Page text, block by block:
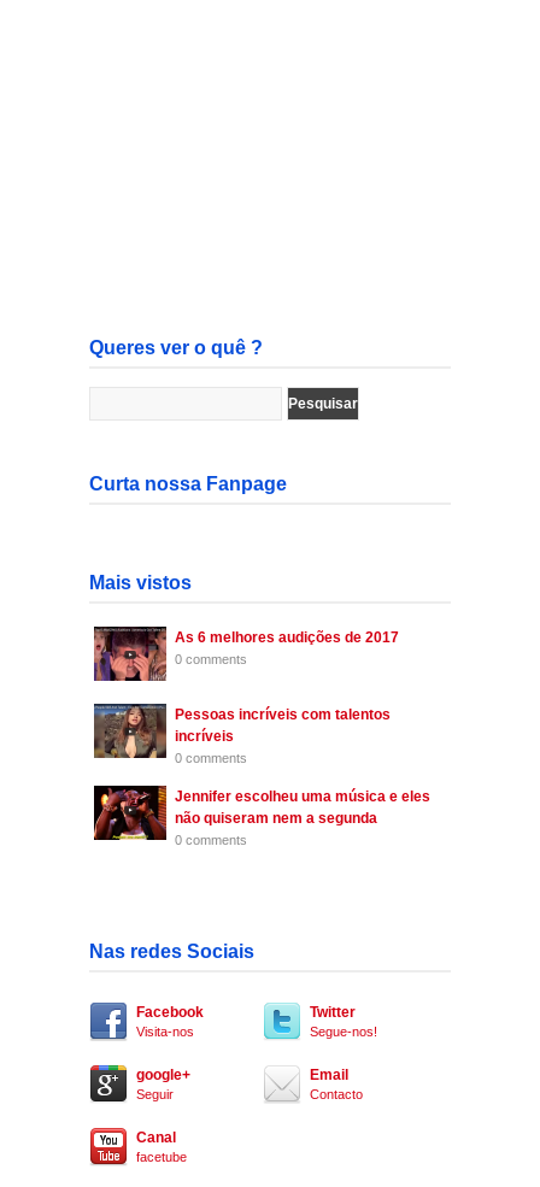
Queres ver o quê ?
Curta nossa Fanpage
Mais vistos
As 6 melhores audições de 2017
0 comments
Pessoas incríveis com talentos
incríveis
0 comments
Jennifer escolheu uma música e eles
não quiseram nem a segunda
0 comments
Nas redes Sociais
Facebook
Visita-nos
Twitter
Segue-nos!
google+
Seguir
Email
Contacto
Canal
facetube